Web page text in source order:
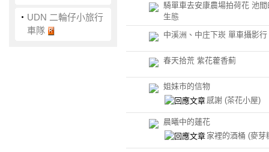
‧ UDN 二輪仔小旅行
車隊
騎單車去安康農場拍荷花 池間
生態
中溪洲、中庄下崁 單車攝影行
春天拾荒 紫花藿香薊
姐妹市的信物
感謝 (茶花小屋)
晨曦中的蓮花
家裡的酒桶 (麥芽